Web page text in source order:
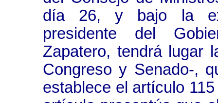
día 26, y bajo la
presidente del
Zapatero, tendrá lugar
Congreso y Senado-,
establece el artículo